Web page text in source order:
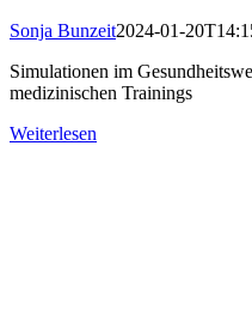
Sonja Bunzeit2024-01-
Simulationen im
medizinischen Trainings
Weiterlesen